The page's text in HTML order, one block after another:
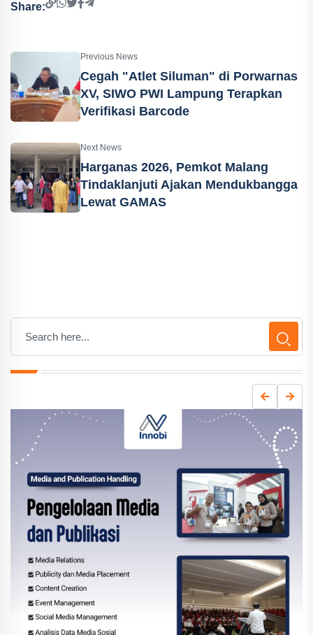
Share:
Previous News
Cegah "Atlet Siluman" di Porwarnas
XV, SIWO PWI Lampung Terapkan
Verifikasi Barcode
Next News
Harganas 2026, Pemkot Malang
Tindaklanjuti Ajakan Mendukbangga
Lewat GAMAS